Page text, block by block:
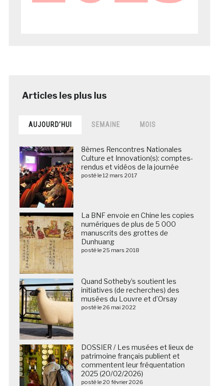
AUJOURD’HUI SEMAINE MOIS
8èmes Rencontres Nationales
Culture et Innovation(s): comptes-
rendus et vidéos de la journée
posté le 12 mars 2017
La BNF envoie en Chine les copies
numériques de plus de 5 000
manuscrits des grottes de
Dunhuang
posté le 25 mars 2018
Quand Sotheby’s soutient les
initiatives (de recherches) des
musées du Louvre et d’Orsay
posté le 26 mai 2022
DOSSIER / Les musées et lieux de
patrimoine français publient et
commentent leur fréquentation
2025 (20/02/2026)
posté le 20 février 2026